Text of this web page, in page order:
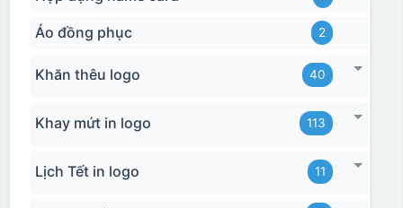
Áo đồng phục 2
Khăn thêu logo 40
Khay mứt in logo 113
Lịch Tết in logo 11